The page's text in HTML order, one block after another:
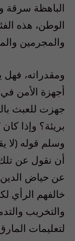
الباهظة سرقة
الوطن، هذه
والمجرمين
ومقدراته، فهل
أجهزة الأمن
جهزت للعبث
بريئة؟ وإذا
وسلم قوله (لا
أن نقول عن تلك
عن حياض
خالفهم الرأي
والتخريب
لتعليمات